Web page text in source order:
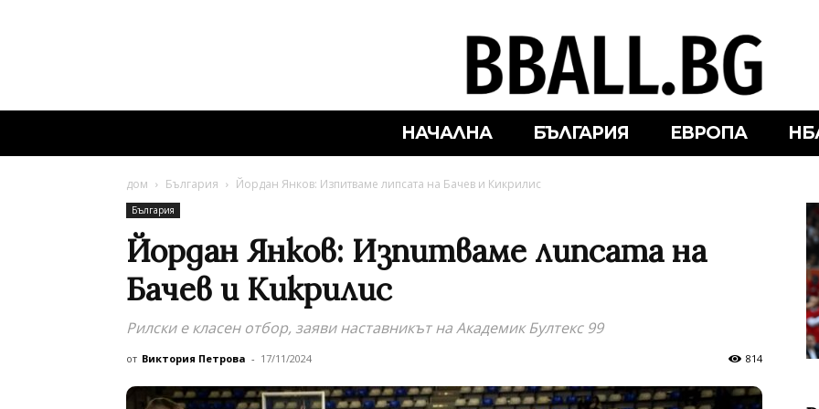
НАЧАЛНА БЪЛГАРИЯ ЕВРОПА
дом България Йордан Янков: Изпитваме липсата на Бачев и Кикрилис
България
Йордан Янков: Изпитваме липсата на
Бачев и Кикрилис
Рилски е класен отбор, заяви наставникът на Академик Бултекс 99
от Виктория Петрова - 17/11/2024 814